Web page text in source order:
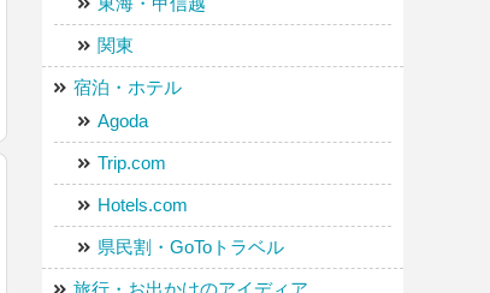
関東
宿泊・ホテル
Agoda
Trip.com
Hotels.com
県民割・GoToトラベル
旅行・お出かけのアイディア